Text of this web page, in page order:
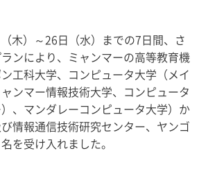
木）～26日（水）までの7日間、さ
ンにより、ミャンマーの高等教育機
工科大学、コンピュータ大学（メイ
ンマー情報技術大学、コンピュータ
、マンダレーコンピュータ大学）か
情報通信技術研究センター、ヤンゴ
を受け入れました。